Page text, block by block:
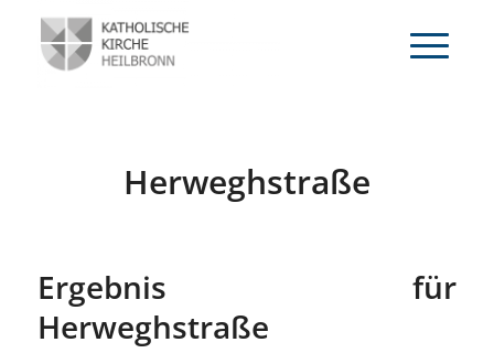
Herweghstraße
Ergebnis für
Herweghstraße